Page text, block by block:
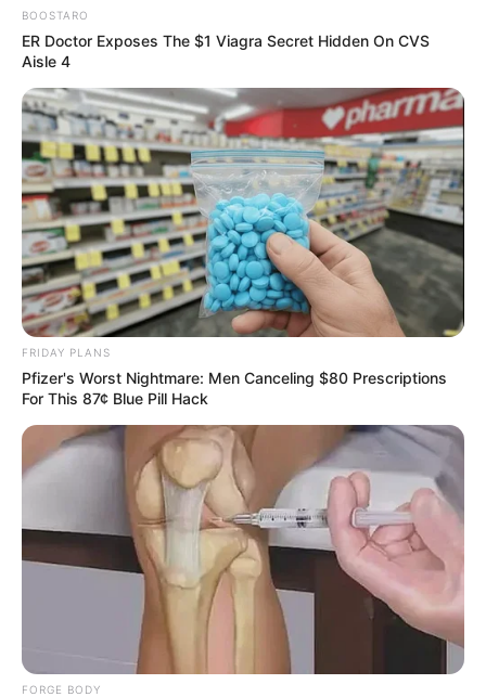
BOOSTARO
ER Doctor Exposes The $1 Viagra Secret Hidden On CVS
Aisle 4
FRIDAY PLANS
Pfizer's Worst Nightmare: Men Canceling $80 Prescriptions
For This 87¢ Blue Pill Hack
FORGE BODY